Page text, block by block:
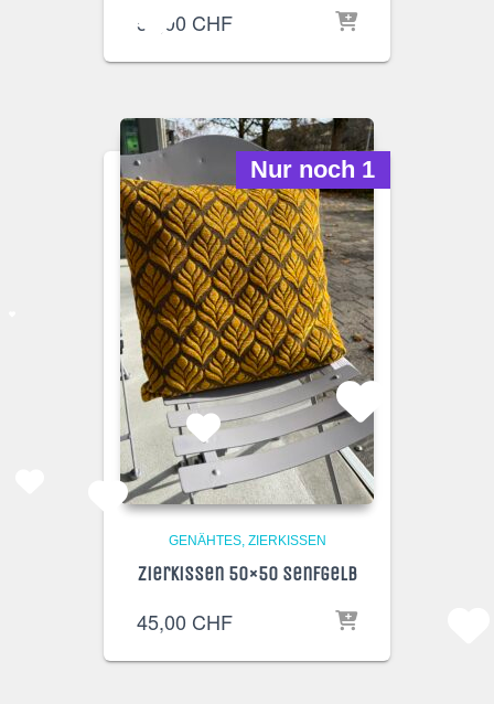
55,00 CHF
Nur noch 1
GENÄHTES ZIERKISSEN
Zierkissen 50×50 senfgelb
45,00 CHF